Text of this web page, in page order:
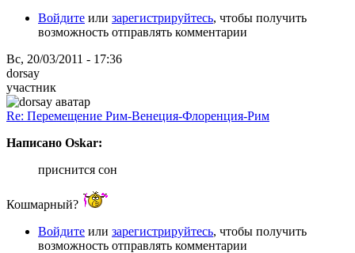
Войдите или зарегистрируйтесь, чтобы получить
возможность отправлять комментарии
Вс, 20/03/2011 - 17:36
dorsay
участник
Re: Перемещение Рим-Венеция-Флоренция-Рим
Написано Oskar:
приснится сон
Кошмарный?
Войдите или зарегистрируйтесь, чтобы получить
возможность отправлять комментарии